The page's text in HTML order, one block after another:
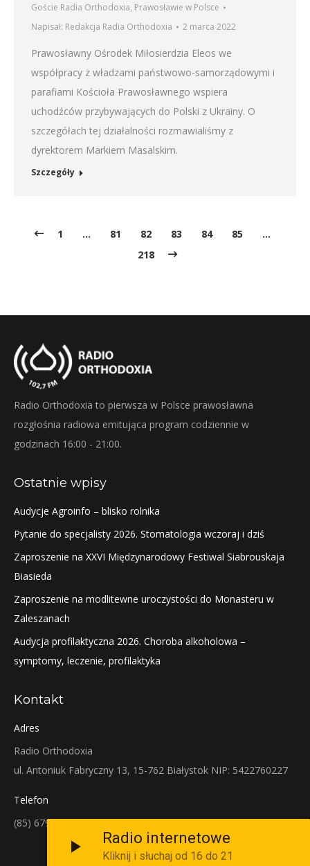
Goście Radia Orthodoxia, Prawosławie w Polsce
Napisał: Redakcja Radia Orthodoxia 2 marca 2022
Prawosławny Ośrodek Miłosierdzia Eleos we
współpracy z władzami państwowo-samorządowymi i
parafiami Kościoła Prawosławnego wspiera
uchodźców przybywających do Polski z Ukrainy. O
szczegółach tej działalności rozmawialiśmy z
dyrektorem Markiem Masalskim.
Szczegóły
1 … 81 82 83 84 85
…
218
Radio Orthodoxia to pierwsza w Polsce prawosławna
rozgłośnia radiowa emitująca program codziennie w
godzinach 16:00 - 21:00.
Ostatnie wpisy
Audycje Agroinfo – blisko rolnika
Pytanie do specjalisty 2026. Stomatologia wczoraj i dziś
Zaproszenie na XXVI Międzynarodowy Festiwal Siabrouskaja
Biasieda
Zaproszenie na modlitewne uroczystości do Monasteru w
Zaleszanach
Audycja profilaktyczna 2026. Choroba alkoholowa –
symptomy, leczenie, profilaktyka
Kontakt
Adres
Radio Orthodoxia
ul. Antoniuk Fabryczny 13, 15-762 Białystok NIP: 5422760227
Telefon
(85) 679-38-38
Radio internetowe
Kliknij i słuchaj od 16 do 21